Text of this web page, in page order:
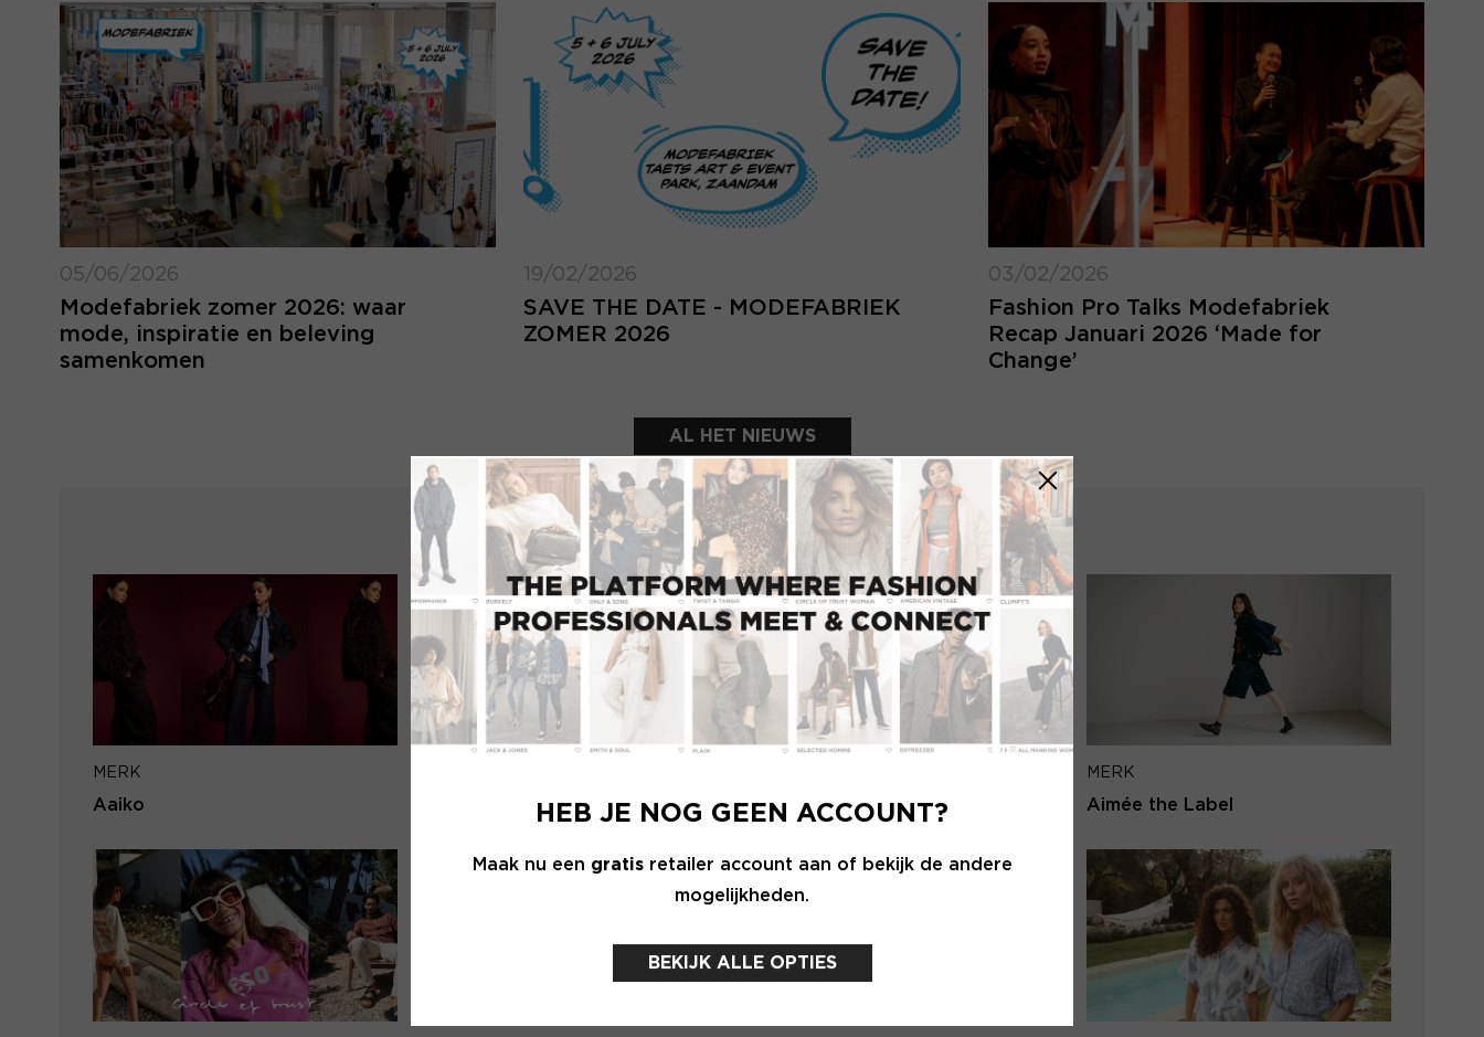
INLOGGEN
E-mailadres
Wachtwoord
LOGIN VERGETEN
Inloggegevens kwijt? Vul het e-mailadres in
dat hoort bij jouw account en klik op
E-mailadres
VERSTUUR
MAAK JE ACCOUNT NU AAN
HEB JE NOG GEEN ACCOUNT?
Maak nu een gratisretailer account aan of bekijk de andere
mogelijkheden.
BEKIJK ALLE OPTIES
05/06/2026
Modefabriek zomer 2026: waar
mode, inspiratie en beleving
samenkomen
19/02/2026
SAVE THE DATE - MODEFABRIEK
ZOMER 2026
03/02/2026
Fashion Pro Talks Modefabriek
Recap Januari 2026 ‘Made for
Change’
AL HET NIEUWS
UITGELICHTE SHOWROOMS
MERK
Aaiko PENN&INK N.Y Second female
MERK
Aimée the Label